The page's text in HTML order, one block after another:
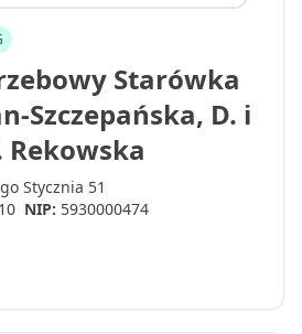
Starówka
Szczepańska, D. i
Rekowska
Stycznia 51
NIP: 5930000474